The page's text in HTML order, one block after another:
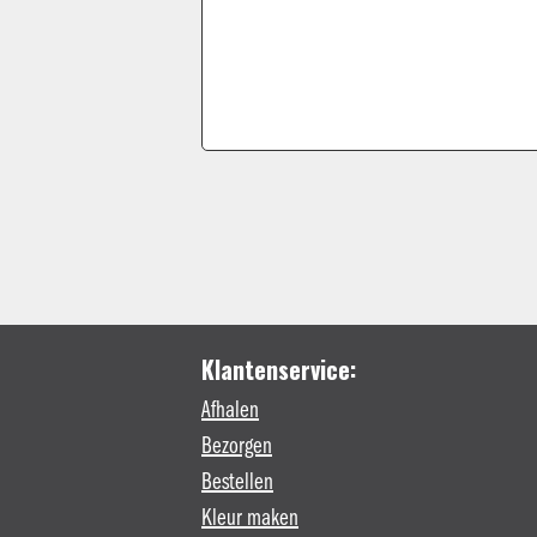
Klantenservice:
Afhalen
Bezorgen
Bestellen
Kleur maken